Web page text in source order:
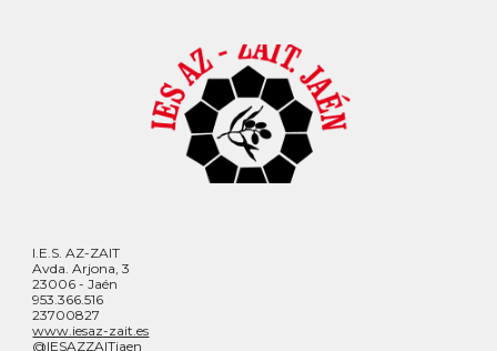
I.E.S. AZ-ZAIT
Avda. Arjona, 3
23006 - Jaén
953.366.516
23700827
www.iesaz-zait.es
@IESAZZAITjaen